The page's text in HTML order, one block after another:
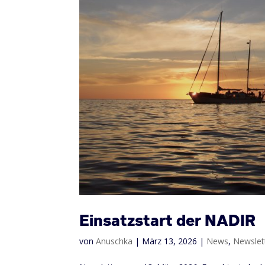
Einsatzstart der NADIR
vonAnuschka | März 13, 2026 | News,